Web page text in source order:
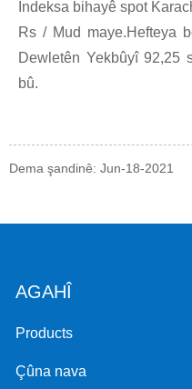
Indeksa bihayê spot
Rs / Mud maye.Hefteya
Dewletên Yekbûyî 92,25
bû.
Dema şandinê: Jun-18-2021
AGAHÎ
Products
Çûna nava